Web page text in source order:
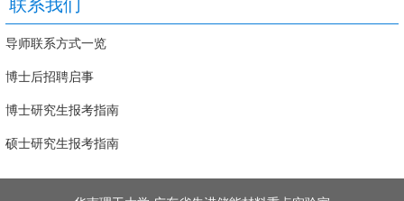
联系我们
导师联系方式一览
博士后招聘启事
博士研究生报考指南
硕士研究生报考指南